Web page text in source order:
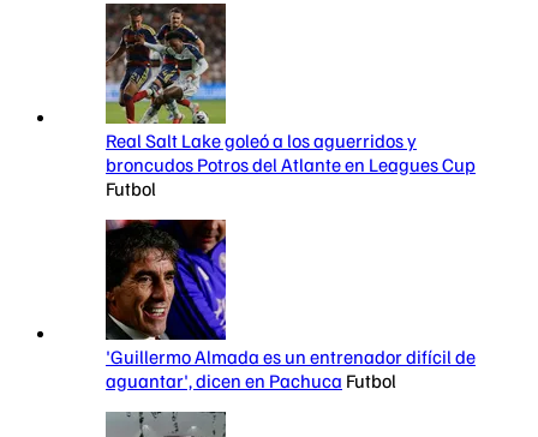
Real Salt Lake goleó a los aguerridos y
broncudos Potros del Atlante en Leagues Cup
Futbol
'Guillermo Almada es un entrenador difícil de
aguantar', dicen en Pachuca Futbol